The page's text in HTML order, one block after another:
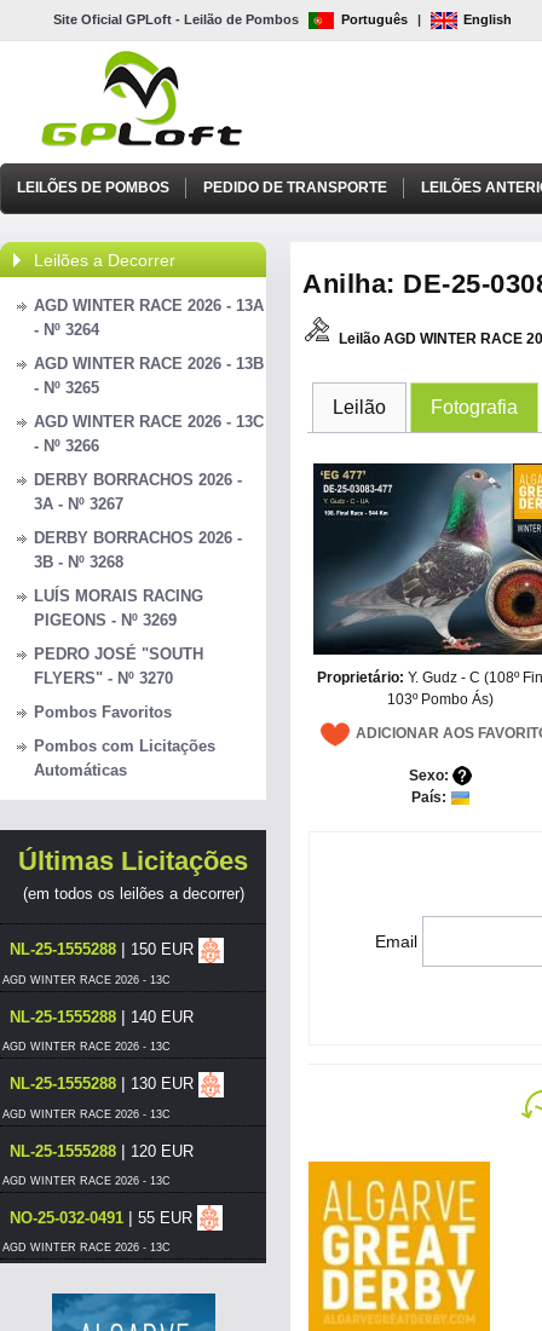
Site Oficial GPLoft - Leilão de Pombos Português | English
LEILÕES DE POMBOS PEDIDO DE TRANSPORTE LEILÕES
Leilões a Decorrer
AGD WINTER RACE 2026 - 13A
- Nº 3264
AGD WINTER RACE 2026 - 13B
- Nº 3265
AGD WINTER RACE 2026 - 13C
- Nº 3266
DERBY BORRACHOS 2026 -
3A - Nº 3267
DERBY BORRACHOS 2026 -
3B - Nº 3268
LUÍS MORAIS RACING
PIGEONS - Nº 3269
PEDRO JOSÉ "SOUTH
FLYERS" - Nº 3270
Pombos Favoritos
Pombos com Licitações
Automáticas
Últimas Licitações
(em todos os leilões a decorrer)
NL-25-1555288 | 150 EUR
AGD WINTER RACE 2026 - 13C
NL-25-1555288 | 140 EUR
AGD WINTER RACE 2026 - 13C
NL-25-1555288 | 130 EUR
AGD WINTER RACE 2026 - 13C
NL-25-1555288 | 120 EUR
AGD WINTER RACE 2026 - 13C
NO-25-032-0491 | 55 EUR
AGD WINTER RACE 2026 - 13C
AGD WINTER RACE 2026 - 13C
Anilha: DE-25-
Leilão AGD WINTER RACE
Leilão Fotografia
Proprietário:Y. Gudz - C (108º
103º Pombo Ás)
ADICIONAR AOS
Sexo:
País:
Email